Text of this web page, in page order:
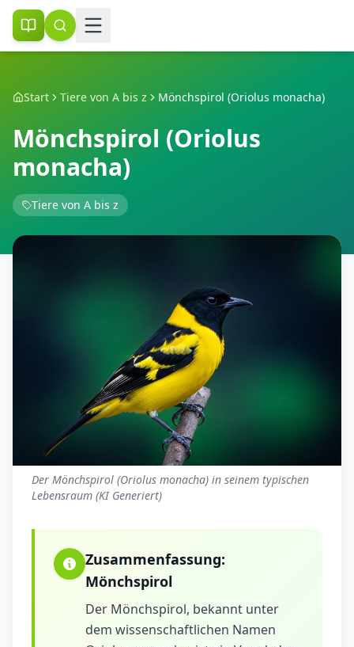
Start Tiere von A bis z Mönchspirol (Oriolus monacha)
Mönchspirol (Oriolus
monacha)
Tiere von A bis z
Der Mönchspirol (Oriolus monacha) in seinem typischen
Lebensraum (KI Generiert)
Zusammenfassung:
Mönchspirol
Der Mönchspirol, bekannt unter
dem wissenschaftlichen Namen